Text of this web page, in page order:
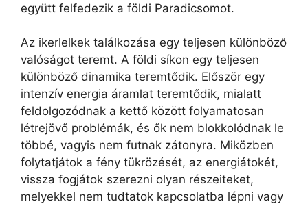
együtt felfedezik a földi Paradicsomot.
Az ikerlelkek találkozása egy teljesen különböző
valóságot teremt. A földi síkon egy teljesen
különböző dinamika teremtődik. Először egy
intenzív energia áramlat teremtődik, mialatt
feldolgozódnak a kettő között folyamatosan
létrejövő problémák, és ők nem blokkolódnak le
többé, vagyis nem futnak zátonyra. Miközben
folytatjátok a fény tükrözését, az energiátokét,
vissza fogjátok szerezni olyan részeiteket,
melyekkel nem tudtatok kapcsolatba lépni vagy